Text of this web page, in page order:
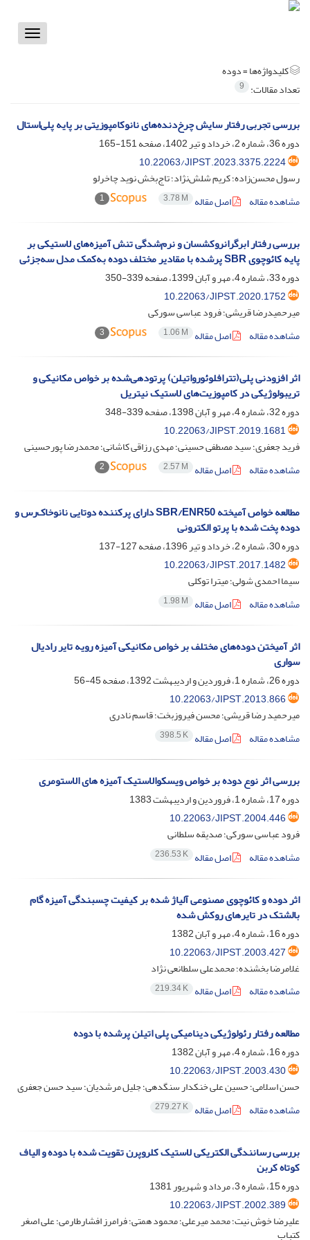
Toggle
کلیدواژه‌ها =دوده
تعداد مقالات: 9
بررسی تجربی رفتار سایش چرخ‌دنده‌های نانوکامپوزیتی بر پایه پلی‌استال
دوره 36، شماره 2، خرداد و تیر 1402، صفحه
151-165
10.22063/JIPST.2023.3375.2224
رسول محسن‌زاده؛ کریم شلش‌نژاد؛ تاج‌بخش نوید چاخرلو
مشاهده مقاله
اصل مقاله 3.78 M
1
بررسی رفتار ابرگرانروکشسان‌ و نرم‌شدگی تنش آمیزه‌های لاستیکی بر
پایه کائوچوی SBR پرشده با مقادیر مختلف دوده به‌کمک مدل سه‌جزئی
دوره 33، شماره 4، مهر و آبان 1399، صفحه
339-350
10.22063/JIPST.2020.1752
میرحمیدرضا قریشی؛ فرود عباسی سورکی
مشاهده مقاله
اصل مقاله 1.06 M
3
اثر افزودنی پلی(‌تترافلوئورواتیلن) پرتودهی‌شده بر خواص مکانیکی و
تریبولوژیکی در کامپوزیت‌های لاستیک نیتریل
دوره 32، شماره 4، مهر و آبان 1398، صفحه
339-348
10.22063/JIPST.2019.1681
فرید جعفری؛ سید مصطفی حسینی؛ مهدی رزاقی کاشانی؛ محمدرضا پورحسینی
مشاهده مقاله
اصل مقاله 2.57 M
2
مطالعه خواص آمیخته SBR/ENR50 دارای پرکننده دوتایی نانوخاک‌رس و
دوده پخت شده با پرتو الکترونی
دوره 30، شماره 2، خرداد و تیر 1396، صفحه
127-137
10.22063/JIPST.2017.1482
سیما احمدی شولی؛ میترا توکلی
مشاهده مقاله
اصل مقاله 1.98 M
اثر آمیختن دوده‌های مختلف بر خواص مکانیکی آمیزه‌ رویه تایر رادیال
سواری
دوره 26، شماره 1، فروردین و اردیبهشت 1392، صفحه
45-56
10.22063/JIPST.2013.866
میرحمید رضا قریشی؛ محسن فیروزبخت؛ قاسم نادری
مشاهده مقاله
اصل مقاله 398.5 K
بررسی اثر نوع دوده بر خواص ویسکوالاستیک آمیزه های الاستومری
دوره 17، شماره 1، فروردین و اردیبهشت 1383
10.22063/JIPST.2004.446
فرود عباسی سورکی؛ صدیقه سلطانی
مشاهده مقاله
اصل مقاله 236.53 K
اثر دوده و کائوچوی مصنوعی آلیاژ شده بر کیفیت چسبندگی آمیزه گام
بالشتک در تایرهای روکش شده
دوره 16، شماره 4، مهر و آبان 1382
10.22063/JIPST.2003.427
غلامرضا بخشنده؛ محمدعلی سلطانعی نژاد
مشاهده مقاله
اصل مقاله 219.34 K
مطالعه رفتار رئولوژیکی دینامیکی پلی اتیلن پرشده با دوده
دوره 16، شماره 4، مهر و آبان 1382
10.22063/JIPST.2003.430
حسن اسلامی؛ حسین علی خنکدار سنگدهی؛ جلیل مرشدیان؛ سید حسن جعفری
مشاهده مقاله
اصل مقاله 279.27 K
بررسی رسانندگی الکتریکی لاستیک کلروپرن تقویت شده با دوده و الیاف
کوتاه کربن
دوره 15، شماره 3، مرداد و شهریور 1381
10.22063/JIPST.2002.389
علیرضا خوش نیت؛ محمد میرعلی؛ محمود همتی؛ فرامرز افشارطارمی؛ علی اصغر
کتباب